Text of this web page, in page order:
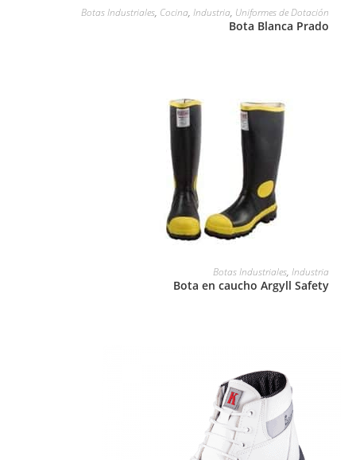
LEER MÁS
Botas Industriales, Cocina,Industria, Uniformes de Dotación
Bota Blanca Prado
Botas Industriales,Industria
Bota en caucho Argyll Safety